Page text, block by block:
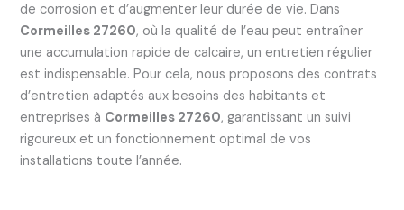
de corrosion et d’augmenter leur durée de vie. Dans
Cormeilles 27260, où la qualité de l’eau peut entraîner
une accumulation rapide de calcaire, un entretien régulier
est indispensable. Pour cela, nous proposons des contrats
d’entretien adaptés aux besoins des habitants et
entreprises à Cormeilles 27260, garantissant un suivi
rigoureux et un fonctionnement optimal de vos
installations toute l’année.